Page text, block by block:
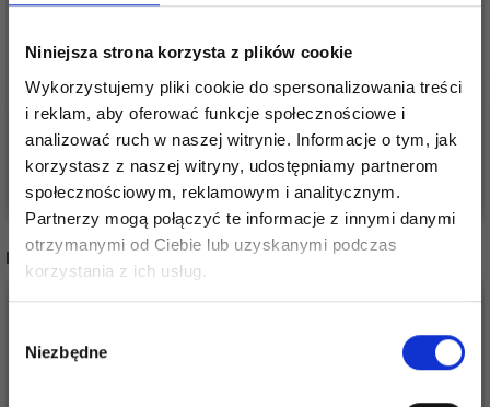
Niniejsza strona korzysta z plików cookie
Wykorzystujemy pliki cookie do spersonalizowania treści
i reklam, aby oferować funkcje społecznościowe i
analizować ruch w naszej witrynie. Informacje o tym, jak
korzystasz z naszej witryny, udostępniamy partnerom
społecznościowym, reklamowym i analitycznym.
Partnerzy mogą połączyć te informacje z innymi danymi
otrzymanymi od Ciebie lub uzyskanymi podczas
korzystania z ich usług.
zgody
Niezbędne
25 MM
5,65 zł
Dodaj do koszyka
NOWOŚĆ KORALIKI
ZWIERZĘTA
19,50 zł
Dodaj do koszyka
INNI TEŻ WIDZIELI
Oszczędź nawet do 50%
miłośników włóczek i uzyskaj wyłączny
dostęp do inspirujących wzorów na druty i